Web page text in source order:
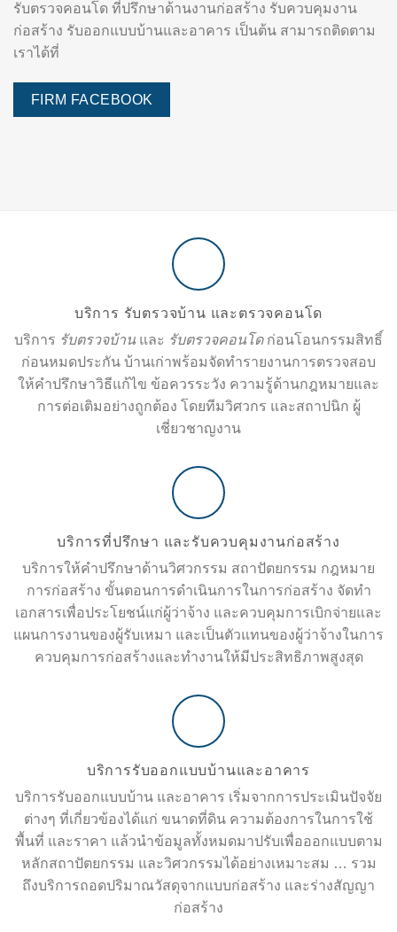
รับตรวจคอนโด ที่ปรึกษาด้านงานก่อสร้าง รับควบคุมงาน
ก่อสร้าง รับออกแบบบ้านและอาคาร เป็นต้น สามารถติดตาม
เราได้ที่
FIRM FACEBOOK
บริการ รับตรวจบ้าน และตรวจคอนโด
บริการ รับตรวจบ้าน และ รับตรวจคอนโด ก่อนโอนกรรมสิทธิ์
ก่อนหมดประกัน บ้านเก่าพร้อมจัดทำรายงานการตรวจสอบ
ให้คำปรึกษาวิธีแก้ไข ข้อควรระวัง ความรู้ด้านกฎหมายและ
การต่อเติมอย่างถูกต้อง โดยทีมวิศวกร และสถาปนิก ผู้
เชี่ยวชาญงาน
บริการที่ปรึกษา และรับควบคุมงานก่อสร้าง
บริการให้คำปรึกษาด้านวิศวกรรม สถาปัตยกรรม กฎหมาย
การก่อสร้าง ขั้นตอนการดำเนินการในการก่อสร้าง จัดทำ
เอกสารเพื่อประโยชน์แก่ผู้ว่าจ้าง และควบคุมการเบิกจ่ายและ
แผนการงานของผู้รับเหมา และเป็นตัวแทนของผู้ว่าจ้างในการ
ควบคุมการก่อสร้างและทำงานให้มีประสิทธิภาพสูงสุด
บริการรับออกแบบบ้านและอาคาร
บริการรับออกแบบบ้าน และอาคาร เริ่มจากการประเมินปัจจัย
ต่างๆ ที่เกี่ยวข้องได้แก่ ขนาดที่ดิน ความต้องการในการใช้
พื้นที่ และราคา แล้วนำข้อมูลทั้งหมดมาปรับเพื่อออกแบบตาม
หลักสถาปัตยกรรม และวิศวกรรมได้อย่างเหมาะสม … รวม
ถึงบริการถอดปริมาณวัสดุจากแบบก่อสร้าง และร่างสัญญา
ก่อสร้าง